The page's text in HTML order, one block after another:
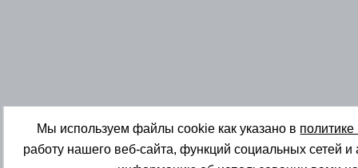
Мы используем файлы cookie как указано в
работу нашего веб-сайта, функций социальных сетей